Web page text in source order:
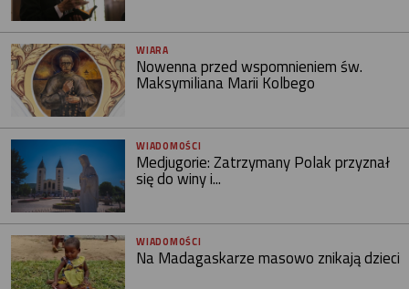
WIARA
Nowenna przed wspomnieniem św.
Maksymiliana Marii Kolbego
WIADOMOŚCI
Medjugorie: Zatrzymany Polak przyznał
się do winy i...
WIADOMOŚCI
Na Madagaskarze masowo znikają dzieci